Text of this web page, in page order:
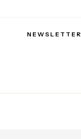
NEWSLETTER